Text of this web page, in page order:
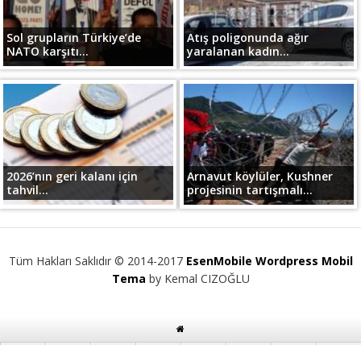
Sol grupların Türkiye’de
NATO karşıtı...
Atış poligonunda ağır
yaralanan kadın...
2026’nın geri kalanı için
tahvil...
Arnavut köylüler, Kushner
projesinin tartışmalı...
Tüm Hakları Saklıdır © 2014-2017 EsenMobile Wordpress Mobil
Tema by Kemal CIZOĞLU